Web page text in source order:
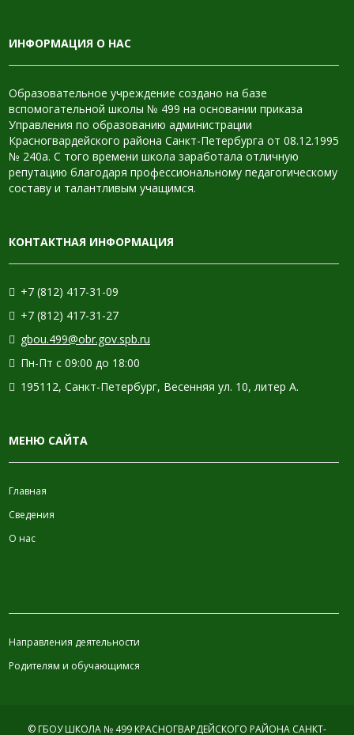
ИНФОРМАЦИЯ О НАС
Образовательное учреждение создано на базе
вспомогательной школы № 499 на основании приказа
Управления по образованию администрации
Красногвардейского района Санкт-Петербурга от 08.12.1995
№ 240а. С того времени школа заработала отличную
репутацию благодаря профессиональному педагогическому
составу и талантливым учащимся.
КОНТАКТНАЯ ИНФОРМАЦИЯ
+7 (812) 417-31-09
+7 (812) 417-31-27
gbou.499@obr.gov.spb.ru
Пн-Пт с 09:00 до 18:00
195112, Санкт-Петербург, Весенняя ул. 10, литер А.
МЕНЮ САЙТА
Главная
Сведения
О нас
Направления деятельности
Родителям и обучающимся
© ГБОУ ШКОЛА № 499 КРАСНОГВАРДЕЙСКОГО РАЙОНА САНКТ-